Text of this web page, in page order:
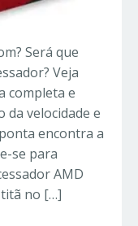
Será que
Veja
completa e
da velocidade e
encontra a
se para
AMD
titã no […]